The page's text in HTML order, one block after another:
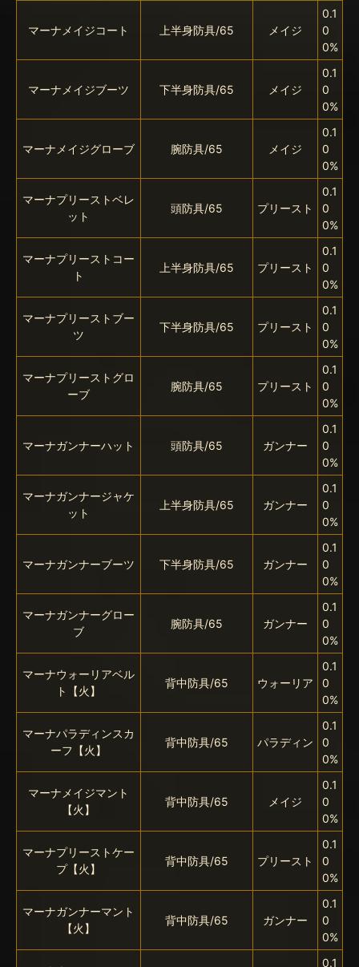
マーナメイジコート 上半身防具/65 メイジ
0.1
0
0%
マーナメイジブーツ 下半身防具/65 メイジ
0.1
0
0%
マーナメイジグローブ 腕防具/65 メイジ
0.1
0
0%
マーナプリーストベレ
ット
頭防具/65 プリースト
0.1
0
0%
マーナプリーストコー
ト
上半身防具/65 プリースト
0.1
0
0%
マーナプリーストブー
ツ
下半身防具/65 プリースト
0.1
0
0%
マーナプリーストグロ
ーブ
腕防具/65 プリースト
0.1
0
0%
マーナガンナーハット 頭防具/65 ガンナー
0.1
0
0%
マーナガンナージャケ
ット
上半身防具/65 ガンナー
0.1
0
0%
マーナガンナーブーツ 下半身防具/65 ガンナー
0.1
0
0%
マーナガンナーグロー
ブ
腕防具/65 ガンナー
0.1
0
0%
マーナウォーリアベル
ト【火】
背中防具/65 ウォーリア
0.1
0
0%
マーナパラディンスカ
ーフ【火】
背中防具/65 パラディン
0.1
0
0%
マーナメイジマント
【火】
背中防具/65 メイジ
0.1
0
0%
マーナプリーストケー
プ【火】
背中防具/65 プリースト
0.1
0
0%
マーナガンナーマント
【火】
背中防具/65 ガンナー
0.1
0
0%
0.1